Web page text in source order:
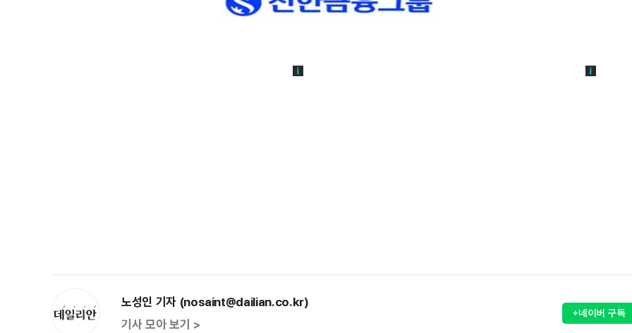
노성인 기자 (nosaint@dailian.co.kr)
기사 모아 보기 >
+네이버 구독